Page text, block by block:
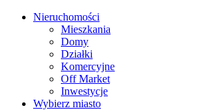
Nieruchomości
Mieszkania
Domy
Działki
Komercyjne
Off Market
Inwestycje
Wybierz miasto